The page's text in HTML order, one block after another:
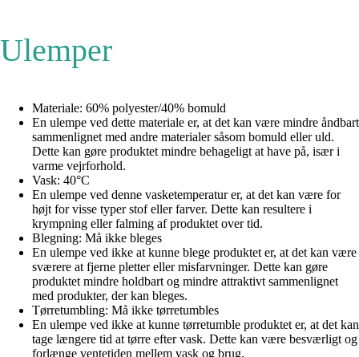
Ulemper
Materiale: 60% polyester/40% bomuld
En ulempe ved dette materiale er, at det kan være mindre åndbart
sammenlignet med andre materialer såsom bomuld eller uld.
Dette kan gøre produktet mindre behageligt at have på, især i
varme vejrforhold.
Vask: 40°C
En ulempe ved denne vasketemperatur er, at det kan være for
højt for visse typer stof eller farver. Dette kan resultere i
krympning eller falming af produktet over tid.
Blegning: Må ikke bleges
En ulempe ved ikke at kunne blege produktet er, at det kan være
sværere at fjerne pletter eller misfarvninger. Dette kan gøre
produktet mindre holdbart og mindre attraktivt sammenlignet
med produkter, der kan bleges.
Tørretumbling: Må ikke tørretumbles
En ulempe ved ikke at kunne tørretumble produktet er, at det kan
tage længere tid at tørre efter vask. Dette kan være besværligt og
forlænge ventetiden mellem vask og brug.